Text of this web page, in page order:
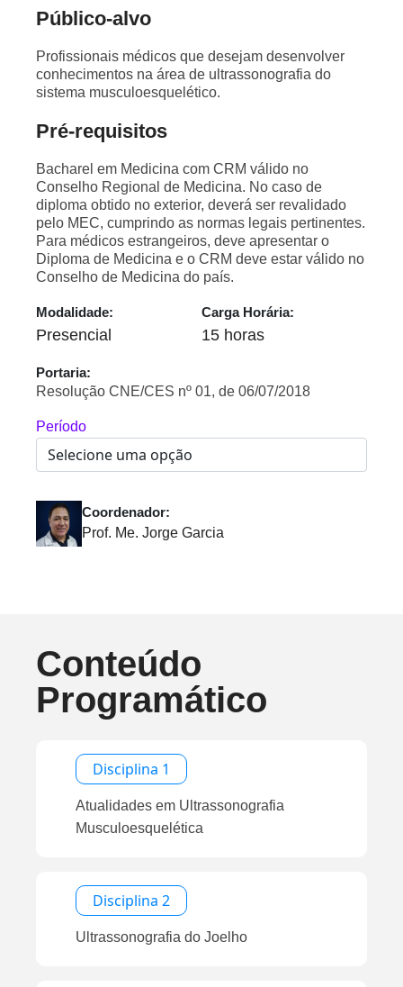
Público-alvo
Profissionais médicos que desejam desenvolver
conhecimentos na área de ultrassonografia do
sistema musculoesquelético.
Pré-requisitos
Bacharel em Medicina com CRM válido no
Conselho Regional de Medicina. No caso de
diploma obtido no exterior, deverá ser revalidado
pelo MEC, cumprindo as normas legais pertinentes.
Para médicos estrangeiros, deve apresentar o
Diploma de Medicina e o CRM deve estar válido no
Conselho de Medicina do país.
Modalidade:
Presencial
Carga Horária:
15 horas
Portaria:
Resolução CNE/CES nº 01, de 06/07/2018
Período
Coordenador:
Prof. Me. Jorge Garcia
Conteúdo
Programático
Disciplina 1
Atualidades em Ultrassonografia
Musculoesquelética
Disciplina 2
Ultrassonografia do Joelho